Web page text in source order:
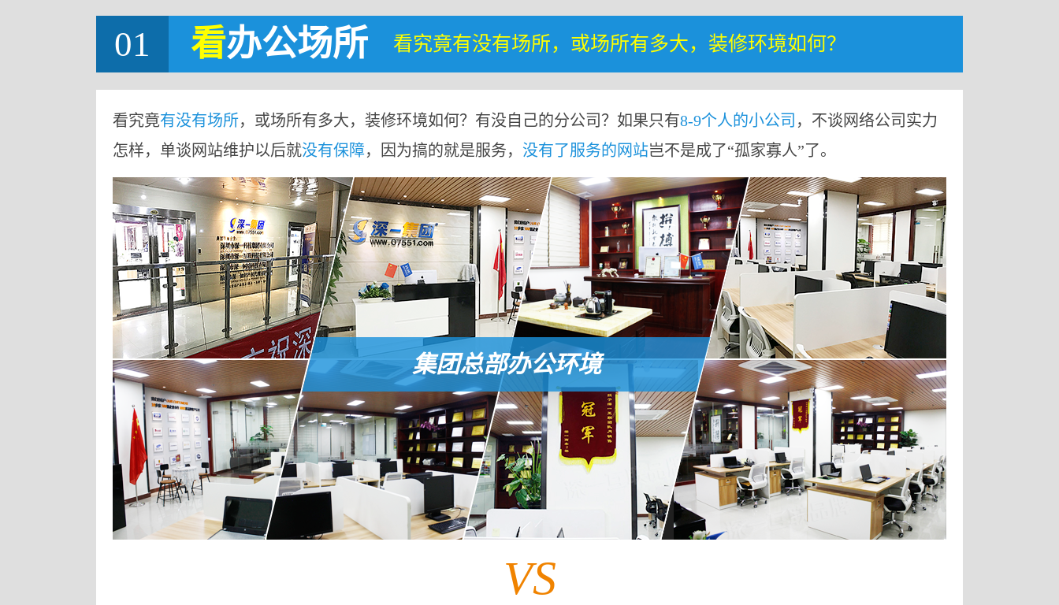
01 看办公场所 看究竟有没有场所，或场所有多大，装修环境如何？
看究竟有没有场所，或场所有多大，装修环境如何？有没自己的分公司？如果只有8-9个人的小公司 ，不谈网络公司实力
怎样，单谈网站维护以后就没有保障，因为搞的就是服务， 没有了服务的网站岂不是成了“孤家寡人”了。
集团总部办公环境
VS